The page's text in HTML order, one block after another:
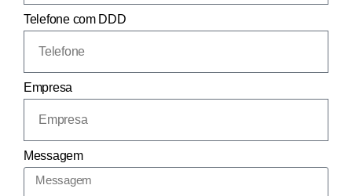
Telefone com DDD
Empresa
Messagem